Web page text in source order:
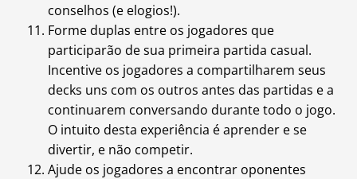
conselhos (e elogios!).
Forme duplas entre os jogadores que
participarão de sua primeira partida casual.
Incentive os jogadores a compartilharem seus
decks uns com os outros antes das partidas e a
continuarem conversando durante todo o jogo.
O intuito desta experiência é aprender e se
divertir, e não competir.
Ajude os jogadores a encontrar oponentes